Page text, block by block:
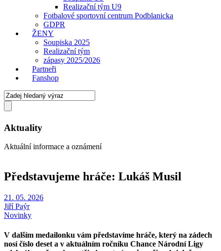
Realizační tým U9
Fotbalové sportovní centrum Podblanicka
GDPR
ŽENY
Soupiska 2025
Realizační tým
zápasy 2025/2026
Partneři
Fanshop
Aktuality
Aktuální informace a oznámení
Představujeme hráče: Lukáš Musil
21. 05. 2026
Jiří Paýr
Novinky
V dalším medailonku vám představíme hráče, který na zádech
nosí číslo deset a v aktuálním ročníku Chance Národní Ligy